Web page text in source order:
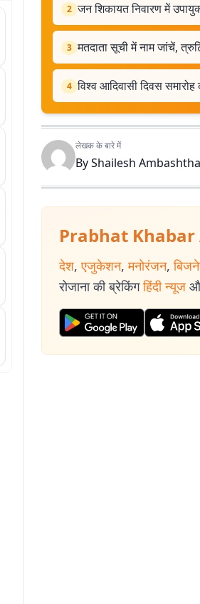
2 जन शिकायत निवारण में
3 मतदाता सूची में नाम जांचें,
4 विश्व आदिवासी दिवस
लेखक के बारे में
ByShailesh Ambashtha
Prabhat Khabar
देश, एजुकेशन, मनोरंजन,
रोजाना की ब्रेकिंग हिंदी न्यूज